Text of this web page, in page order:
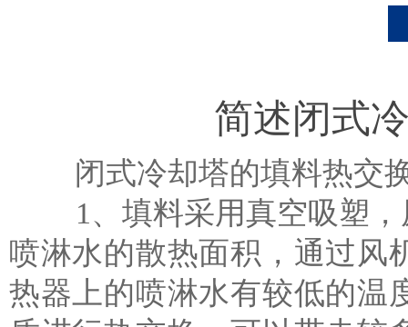
简述闭式
闭式冷却塔的填料热交
1、填料采用真空吸塑，
喷淋水的散热面积，通过风
热器上的喷淋水有较低的温